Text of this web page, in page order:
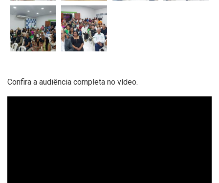
Confira a audiência completa no vídeo.